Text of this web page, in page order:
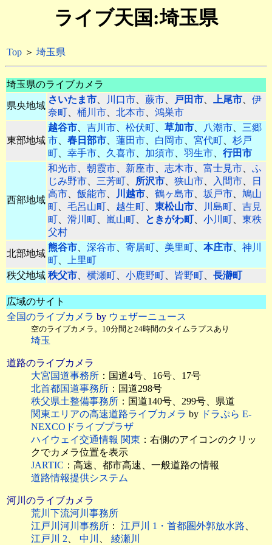
ライブ天国:埼玉県
Top ＞ 埼玉県
埼玉県のライブカメラ
県央地域
さいたま市、 川口市、 蕨市、 戸田市、 上尾市、 伊
奈町、 桶川市、 北本市、 鴻巣市
東部地域
越谷市、 吉川市、 松伏町、 草加市、 八潮市、 三郷
市、 春日部市、 蓮田市、 白岡市、 宮代町、 杉戸
町、 幸手市、 久喜市、 加須市、 羽生市、 行田市
西部地域
和光市、 朝霞市、 新座市、 志木市、 富士見市、 ふ
じみ野市、 三芳町、 所沢市、 狭山市、 入間市、
日
高市、 飯能市、 川越市、 鶴ヶ島市、 坂戸市、 鳩山
町、 毛呂山町、 越生町、 東松山市、 川島町、 吉見
町、 滑川町、 嵐山町、 ときがわ町、 小川町、 東秩
父村
北部地域
熊谷市、 深谷市、 寄居町、 美里町、 本庄市、 神川
町、 上里町
秩父地域 秩父市、 横瀬町、 小鹿野町、 皆野町、 長瀞町
広域のサイト
全国のライブカメラ by ウェザーニュース
空のライブカメラ。10分間と24時間のタイムラプスあり
埼玉
道路のライブカメラ
大宮国道事務所 ：国道4号、16号、17号
北首都国道事務所 ：国道298号
秩父県土整備事務所 ：国道140号、299号、県道
関東エリアの高速道路ライブカメラ by ドラぷら E-
NEXCOドライブプラザ
ハイウェイ交通情報 関東 ：右側のアイコンのクリッ
クでカメラ位置を表示
JARTIC ：高速、都市高速、一般道路の情報
道路情報提供システム
河川のライブカメラ
荒川下流河川事務所
江戸川河川事務所 ： 江戸川 1・首都圏外郭放水路、
江戸川 2、 中川 、 綾瀬川